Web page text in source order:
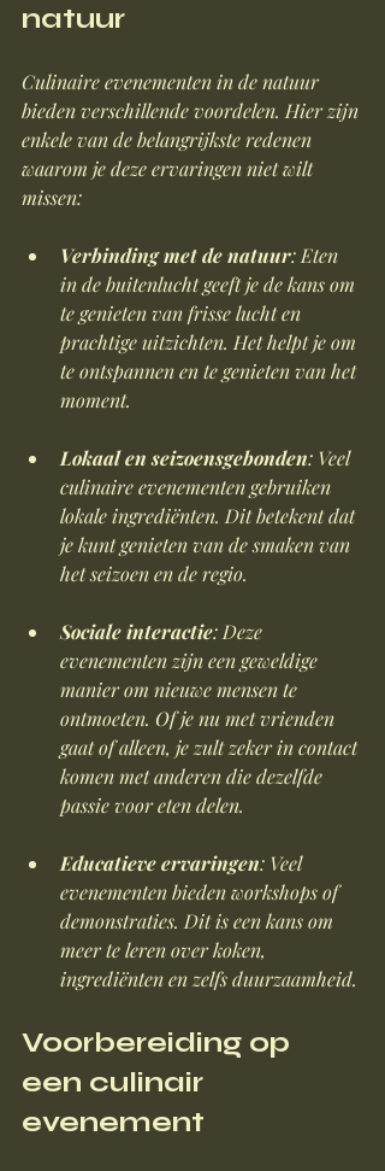
natuur
Culinaire evenementen in de natuur
bieden verschillende voordelen. Hier zijn
enkele van de belangrijkste redenen
waarom je deze ervaringen niet wilt
missen:
Verbinding met de natuur: Eten
in de buitenlucht geeft je de kans om
te genieten van frisse lucht en
prachtige uitzichten. Het helpt je om
te ontspannen en te genieten van het
moment.
Lokaal en seizoensgebonden: Veel
culinaire evenementen gebruiken
lokale ingrediënten. Dit betekent dat
je kunt genieten van de smaken van
het seizoen en de regio.
Sociale interactie: Deze
evenementen zijn een geweldige
manier om nieuwe mensen te
ontmoeten. Of je nu met vrienden
gaat of alleen, je zult zeker in contact
komen met anderen die dezelfde
passie voor eten delen.
Educatieve ervaringen: Veel
evenementen bieden workshops of
demonstraties. Dit is een kans om
meer te leren over koken,
ingrediënten en zelfs duurzaamheid.
Voorbereiding op
een culinair
evenement